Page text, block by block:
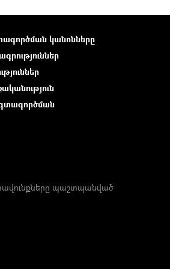
կանոնները
պաշտպանված